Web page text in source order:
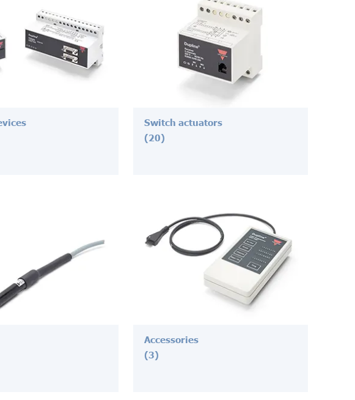
Switch actuators
(20)
Accessories
(3)